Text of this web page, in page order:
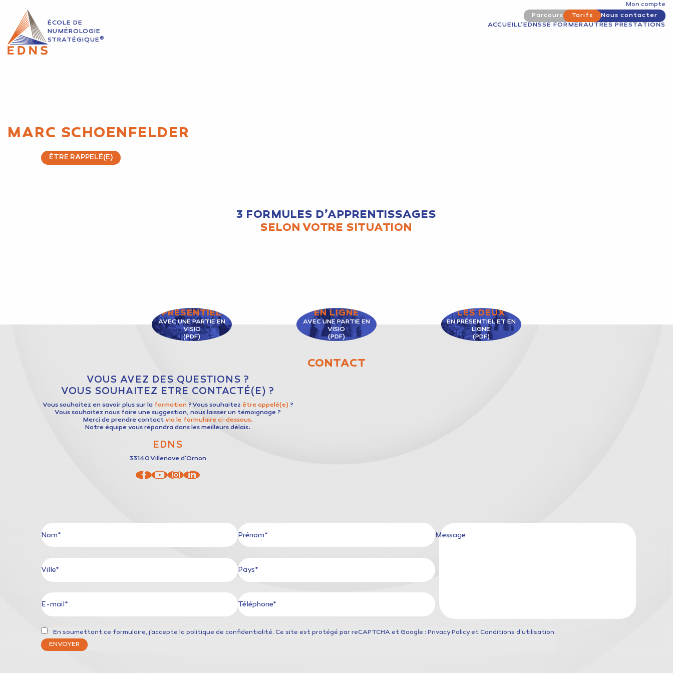
Mon compte
ÉCOLE DE
NUMÉROLOGIE
STRATÉGIQUE®
Parcours Tarifs
Nous contacter
ACCUEILL’EDNSSE FORMERAUTRES PRESTATIONS
MARC SCHOENFELDER
ÊTRE RAPPELÉ(E)
3 FORMULES D’APPRENTISSAGES
SELON VOTRE SITUATION
PRÉSENTIEL
AVEC UNE PARTIE EN
VISIO
(PDF)
EN LIGNE
AVEC UNE PARTIE EN
VISIO
(PDF)
LES DEUX
EN PRÉSENTIEL ET EN
LIGNE
(PDF)
CONTACT
VOUS AVEZ DES QUESTIONS ?
VOUS SOUHAITEZ ETRE CONTACTÉ(E) ?
Vous souhaitez en savoir plus sur laformation? Vous souhaitez être appelé(e)?
Vous souhaitez nous faire une suggestion, nous laisser un témoignage ?
Merci de prendre contactvia le formulaire ci-dessous.
Notre équipe vous répondra dans les meilleurs délais.
EDNS
33140Villenave d'Ornon
Nom* Prénom*
Ville* Pays*
E-mail* Téléphone*
Message
En soumettant ce formulaire, j'accepte la politique de confidentialité. Ce site est protégé par reCAPTCHA et Google : Privacy Policy et Conditions d'utilisation.